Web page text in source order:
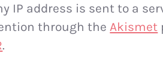
IP address is sent to a
through the Akismet
.